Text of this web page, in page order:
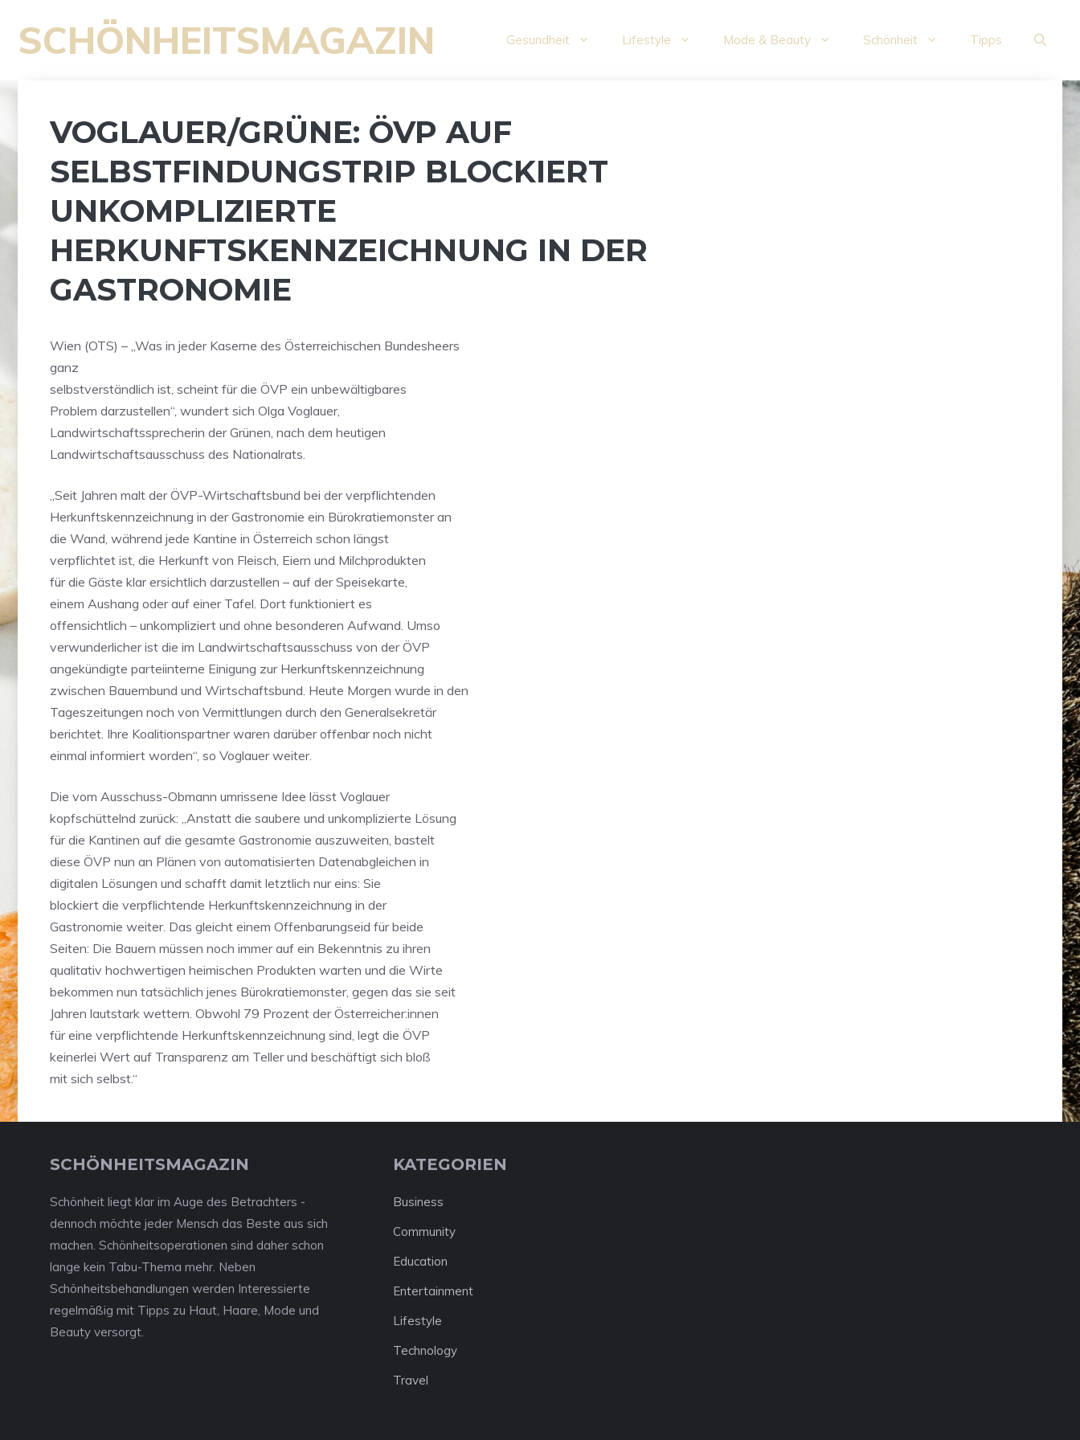
Inhalt
springen
SCHÖNHEITSMAGAZIN Gesundheit Lifestyle Mode & Beauty Schönheit Tipps
VOGLAUER/GRÜNE: ÖVP AUF
SELBSTFINDUNGSTRIP BLOCKIERT
UNKOMPLIZIERTE
HERKUNFTSKENNZEICHNUNG IN DER
GASTRONOMIE
Wien (OTS) – „Was in jeder Kaserne des Österreichischen Bundesheers
ganz
selbstverständlich ist, scheint für die ÖVP ein unbewältigbares
Problem darzustellen“, wundert sich Olga Voglauer,
Landwirtschaftssprecherin der Grünen, nach dem heutigen
Landwirtschaftsausschuss des Nationalrats.
„Seit Jahren malt der ÖVP-Wirtschaftsbund bei der verpflichtenden
Herkunftskennzeichnung in der Gastronomie ein Bürokratiemonster an
die Wand, während jede Kantine in Österreich schon längst
verpflichtet ist, die Herkunft von Fleisch, Eiern und Milchprodukten
für die Gäste klar ersichtlich darzustellen – auf der Speisekarte,
einem Aushang oder auf einer Tafel. Dort funktioniert es
offensichtlich – unkompliziert und ohne besonderen Aufwand. Umso
verwunderlicher ist die im Landwirtschaftsausschuss von der ÖVP
angekündigte parteiinterne Einigung zur Herkunftskennzeichnung
zwischen Bauernbund und Wirtschaftsbund. Heute Morgen wurde in den
Tageszeitungen noch von Vermittlungen durch den Generalsekretär
berichtet. Ihre Koalitionspartner waren darüber offenbar noch nicht
einmal informiert worden“, so Voglauer weiter.
Die vom Ausschuss-Obmann umrissene Idee lässt Voglauer
kopfschüttelnd zurück: „Anstatt die saubere und unkomplizierte Lösung
für die Kantinen auf die gesamte Gastronomie auszuweiten, bastelt
diese ÖVP nun an Plänen von automatisierten Datenabgleichen in
digitalen Lösungen und schafft damit letztlich nur eins: Sie
blockiert die verpflichtende Herkunftskennzeichnung in der
Gastronomie weiter. Das gleicht einem Offenbarungseid für beide
Seiten: Die Bauern müssen noch immer auf ein Bekenntnis zu ihren
qualitativ hochwertigen heimischen Produkten warten und die Wirte
bekommen nun tatsächlich jenes Bürokratiemonster, gegen das sie seit
Jahren lautstark wettern. Obwohl 79 Prozent der Österreicher:innen
für eine verpflichtende Herkunftskennzeichnung sind, legt die ÖVP
keinerlei Wert auf Transparenz am Teller und beschäftigt sich bloß
mit sich selbst.“
SCHÖNHEITSMAGAZIN
Schönheit liegt klar im Auge des Betrachters -
dennoch möchte jeder Mensch das Beste aus sich
machen. Schönheitsoperationen sind daher schon
lange kein Tabu-Thema mehr. Neben
Schönheitsbehandlungen werden Interessierte
regelmäßig mit Tipps zu Haut, Haare, Mode und
Beauty versorgt.
KATEGORIEN
Business
Community
Education
Entertainment
Lifestyle
Technology
Travel